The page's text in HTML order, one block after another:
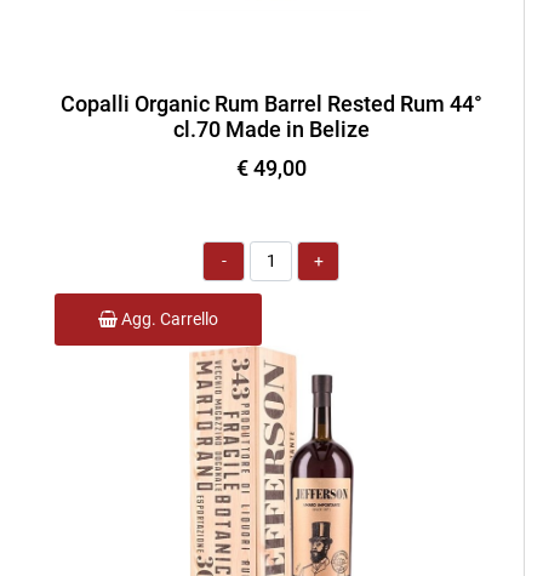
Copalli Organic Rum Barrel Rested Rum 44°
cl.70 Made in Belize
€ 49,00
Quantità
Agg. Carrello